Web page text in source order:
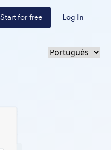
Start for free Log In